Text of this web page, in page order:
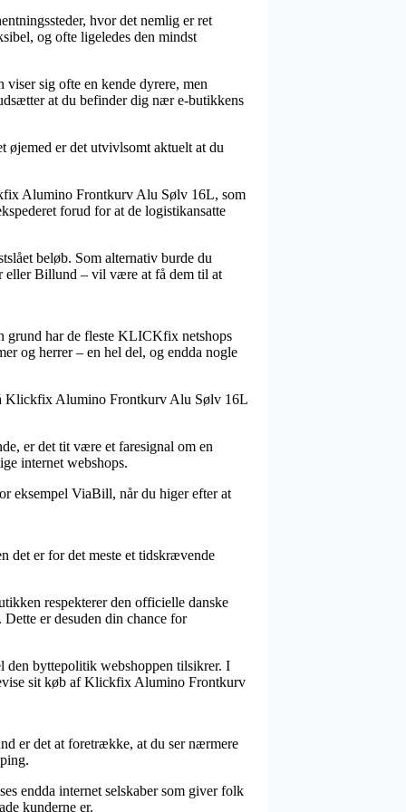
hvor det nemlig er ret
og ofte ligeledes den mindst
sig ofte en kende dyrere, men
at du befinder dig nær e-butikkens
øjemed er det utvivlsomt aktuelt at du
Alumino Frontkurv Alu Sølv 16L, som
forud for at de logistikansatte
beløb. Som alternativ burde du
eller Billund – vil være at få dem til at
grund har de fleste KLICKfix netshops
og herrer – en hel del, og endda nogle
Klickfix Alumino Frontkurv Alu Sølv 16L
er det tit være et faresignal om en
internet webshops.
eksempel ViaBill, når du higer efter at
det er for det meste et tidskrævende
respekterer den officielle danske
er desuden din chance for
den byttepolitik webshoppen tilsikrer. I
sit køb af Klickfix Alumino Frontkurv
er det at foretrække, at du ser nærmere
endda internet selskaber som giver folk
kunderne er.